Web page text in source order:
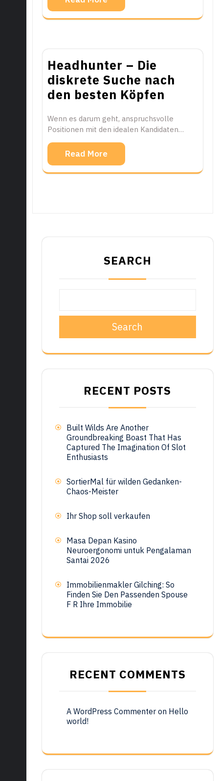
Headhunter – Die
diskrete Suche nach
den besten Köpfen
Wenn es darum geht, anspruchsvolle
Positionen mit den idealen Kandidaten…
Read More
SEARCH
Search
RECENT POSTS
Built Wilds Are Another
Groundbreaking Boast That Has
Captured The Imagination Of Slot
Enthusiasts
SortierMal für wilden Gedanken-
Chaos-Meister
Ihr Shop soll verkaufen
Masa Depan Kasino
Neuroergonomi untuk Pengalaman
Santai 2026
Immobilienmakler Gilching: So
Finden Sie Den Passenden Spouse
F R Ihre Immobilie
RECENT COMMENTS
A WordPress Commenteron Hello
world!